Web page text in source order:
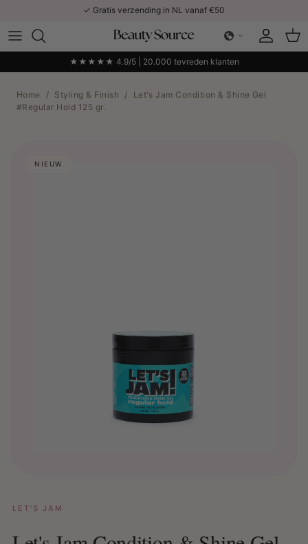
✓ Gratis verzending in NL vanaf €50
Account
★★★★★ 4.9/5 | 20.000 tevreden klanten
Home / Styling & Finish /
Let's Jam Condition & Shine Gel
#Regular Hold 125 gr.
NIEUW
LET'S JAM